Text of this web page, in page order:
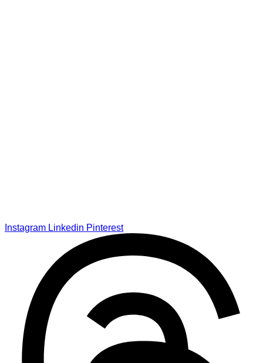
Instagram Linkedin Pinterest